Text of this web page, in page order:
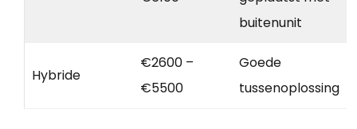
buitenunit
Hybride
€2600 –
€5500
Goede
tussenoplossing